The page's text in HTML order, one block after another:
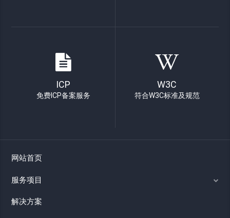
ICP
免费ICP备案服务
W3C
符合W3C标准及规范
网站首页
服务项目
解决方案